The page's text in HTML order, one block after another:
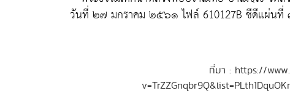
วันที่ ๒๗ มกราคม ๒๕๖๑ ไฟล์ 610127B ซีดีแผ่น
ที่มา : https://